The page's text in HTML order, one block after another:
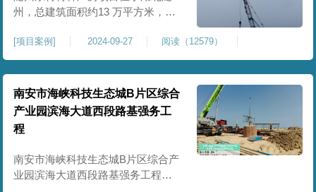
基进行置换加强夯，其他区域采用
州，总建筑面积约13 万平方米，为
载力与均匀性要求严苛。项目于
2024 年 9 月正式开工，地基处理采
用高能级强夯施工工艺，通过大吨
位重锤动力固结，全面提升场地密
实度与承载性能，满足重载车间、
设备基础与行车轨道的长期稳定运
行要求。项目严格遵循强夯地基处
[项目案例] 2024-09-27 阅读（12579）
南安市海峡科技生态城B片区综合
产业园滨海大道西段路基强务工
程
南安市海峡科技生态城B片区综合产
业园滨海大道西段路基强务工程位